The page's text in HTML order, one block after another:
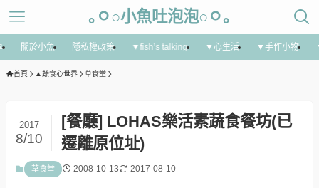
｡ㅇ○小魚吐泡泡○ㅇ｡
關於小魚 隱私權政策 ▼fish’s talking ▼心生活 ▼手作小物
首頁 ▲蔬食心世界 草食堂
[餐廳] LOHAS樂活素蔬食餐坊(已
遷離原位址)
2017
8/10
草食堂 2008-10-13 2017-08-10